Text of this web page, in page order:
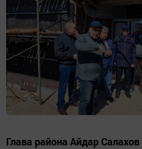
Глава района Айдар